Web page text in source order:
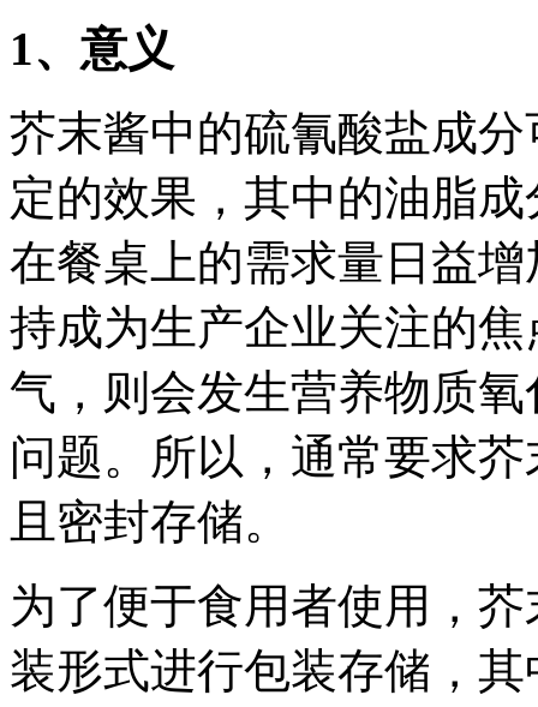
1、意义
芥末酱中的硫氰酸盐成
定的效果，其中的油脂
在餐桌上的需求量日益
持成为生产企业关注的
气，则会发生营养物质
问题。所以，通常要求
且密封存储。
为了便于食用者使用，
装形式进行包装存储，